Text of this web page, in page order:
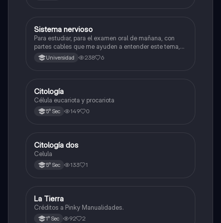
Biología
Sistema nervioso
Para estudiar, para el examen oral de mañana, con
partes cables que me ayuden a entender este tema,
porque se me complica un poco ya que el tema es
muy extenso y quisiera poder lograr entenderlo
Universidad 238 6
Ciencia y Tecnología
Citología
Célula eucariota y procariota
5° Sec 149 0
Ciencia y Tecnología
Citología dos
Celula
5° Sec 133 1
Biología
La Tierra
Créditos a Pinky Manualidades.
1° Sec 92 2